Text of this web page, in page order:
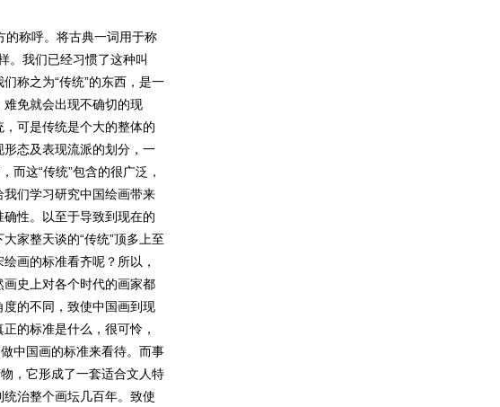
称呼。将古典一词用于称
。我们已经习惯了这种叫
称之为“传统”的东西，是一
免就会出现不确切的现
可是传统是个大的整体的
态及表现流派的划分，一
而这“传统”包含的很广泛，
们学习研究中国绘画带来
性。以至于导致到现在的
家整天谈的“传统”顶多上至
画的标准看齐呢？所以，
史上对各个时代的画家都
的不同，致使中国画到现
的标准是什么，很可怜，
中国画的标准来看待。而事
，它形成了一套适合文人特
治整个画坛几百年。致使